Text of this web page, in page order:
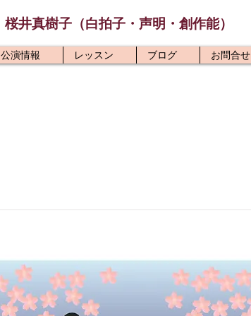
桜井真樹子（白拍子・声明・創作能）
公演情報 レッスン ブログ お問合せ